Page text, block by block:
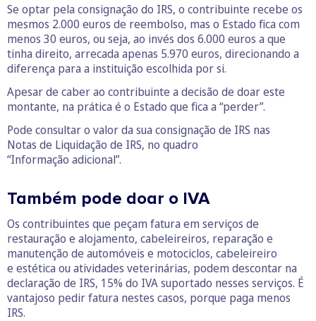
Se optar pela consignação do IRS, o contribuinte recebe os
mesmos 2.000 euros de reembolso, mas o Estado fica com
menos 30 euros, ou seja, ao invés dos 6.000 euros a que
tinha direito, arrecada apenas 5.970 euros, direcionando a
diferença para a instituição escolhida por si.
Apesar de caber ao contribuinte a decisão de doar este
montante, na prática é o Estado que fica a “perder”.
Pode consultar o valor da sua consignação de IRS nas
Notas de Liquidação de IRS, no quadro
“Informação adicional”.
Também pode doar o IVA
Os contribuintes que peçam fatura em serviços de
restauração e alojamento, cabeleireiros, reparação e
manutenção de automóveis e motociclos, cabeleireiro
e estética ou atividades veterinárias, podem descontar na
declaração de IRS, 15% do IVA suportado nesses serviços. É
vantajoso pedir fatura nestes casos, porque paga menos
IRS.